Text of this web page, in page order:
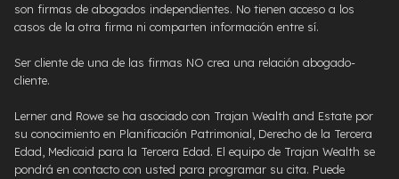
son firmas de abogados independientes. No tienen acceso a los
casos de la otra firma ni comparten información entre sí.
Ser cliente de una de las firmas NO crea una relación abogado-
cliente.
Lerner and Rowe se ha asociado con Trajan Wealth and Estate por
su conocimiento en Planificación Patrimonial, Derecho de la Tercera
Edad, Medicaid para la Tercera Edad. El equipo de Trajan Wealth se
pondrá en contacto con usted para programar su cita. Puede